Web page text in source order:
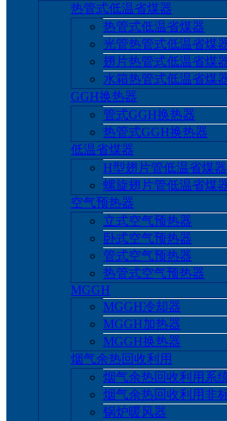
热管式低温省煤器
热管式低温省煤器
光管热管式低温省煤
翅片热管式低温省煤
水箱热管式低温省煤
GGH换热器
管式GGH换热器
热管式GGH换热器
低温省煤器
H型翅片管低温省煤器
螺旋翅片管低温省煤
空气预热器
立式空气预热器
卧式空气预热器
管式空气预热器
热管式空气预热器
MGGH
MGGH冷却器
MGGH加热器
MGGH换热器
烟气余热回收利用
烟气余热回收利用系
烟气余热回收利用非
锅炉暖风器